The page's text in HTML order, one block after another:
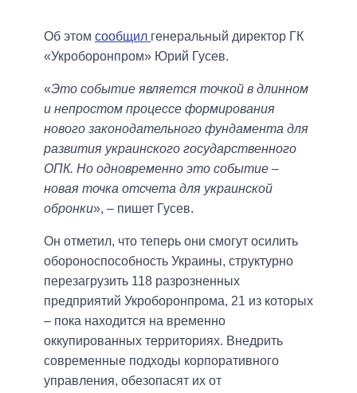
Об этом сообщил генеральный директор ГК
«Укроборонпром» Юрий Гусев.
«Это событие является точкой в ​​длинном
и непростом процессе формирования
нового законодательного фундамента для
развития украинского государственного
ОПК. Но одновременно это событие –
новая точка отсчета для украинской
обронки», – пишет Гусев.
Он отметил, что теперь они смогут осилить
обороноспособность Украины, структурно
перезагрузить 118 разрозненных
предприятий Укроборонпрома, 21 из которых
– пока находится на временно
оккупированных территориях. Внедрить
современные подходы корпоративного
управления, обезопасят их от